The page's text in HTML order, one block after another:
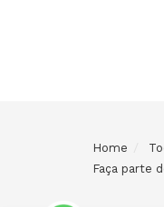
Home
Faça parte